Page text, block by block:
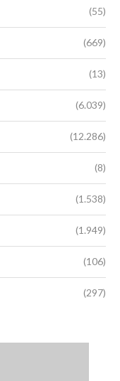
(55)
(669)
(13)
(6.039)
(12.286)
(8)
(1.538)
(1.949)
(106)
(297)